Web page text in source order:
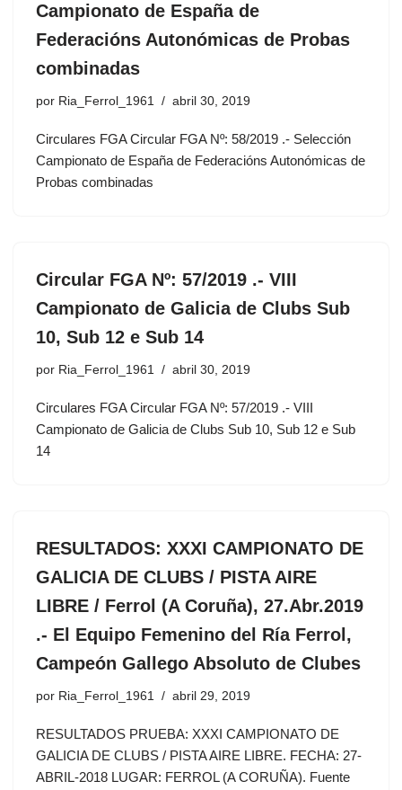
Campionato de España de
Federacións Autonómicas de Probas
combinadas
por Ria_Ferrol_1961 abril 30, 2019
Circulares FGA Circular FGA Nº: 58/2019 .- Selección
Campionato de España de Federacións Autonómicas de
Probas combinadas
Circular FGA Nº: 57/2019 .- VIII
Campionato de Galicia de Clubs Sub
10, Sub 12 e Sub 14
por Ria_Ferrol_1961 abril 30, 2019
Circulares FGA Circular FGA Nº: 57/2019 .- VIII
Campionato de Galicia de Clubs Sub 10, Sub 12 e Sub
14
RESULTADOS: XXXI CAMPIONATO DE
GALICIA DE CLUBS / PISTA AIRE
LIBRE / Ferrol (A Coruña), 27.Abr.2019
.- El Equipo Femenino del Ría Ferrol,
Campeón Gallego Absoluto de Clubes
por Ria_Ferrol_1961 abril 29, 2019
RESULTADOS PRUEBA: XXXI CAMPIONATO DE
GALICIA DE CLUBS / PISTA AIRE LIBRE. FECHA: 27-
ABRIL-2018 LUGAR: FERROL (A CORUÑA). Fuente